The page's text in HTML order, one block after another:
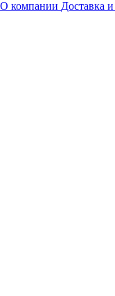
О компании Доставка